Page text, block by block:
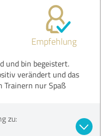
Empfehlung
und bin begeistert.
verändert und das
Trainern nur Spaß
zu: